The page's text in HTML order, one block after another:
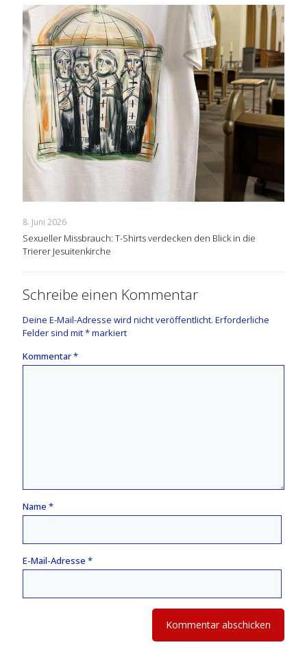
8. Juni 2026
Sexueller Missbrauch: T-Shirts verdecken den Blick in die
Trierer Jesuitenkirche
Schreibe einen Kommentar
Deine E-Mail-Adresse wird nicht veröffentlicht. Erforderliche
Felder sind mit*markiert
Kommentar*
Name *
E-Mail-Adresse *